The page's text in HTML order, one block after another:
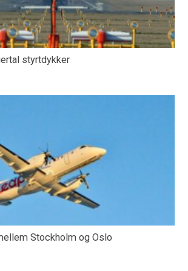
styrtdykker
Stockholm og Oslo